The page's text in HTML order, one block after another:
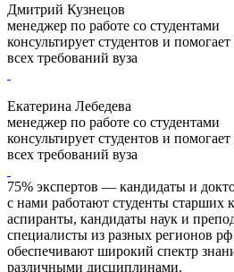
Дмитрий Кузнецов
менеджер по работе со студентами
консультирует студентов и
всех требований вуза
Екатерина Лебедева
менеджер по работе со студентами
консультирует студентов и
всех требований вуза
75% экспертов — кандидаты и
с нами работают студенты старших
аспиранты, кандидаты наук и
специалисты из разных регионов
обеспечивают широкий спектр
различными дисциплинами.